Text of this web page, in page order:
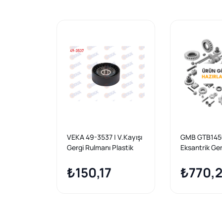
VEKA 49-3537 | V.Kayışı
Gergi Rulmanı Plastik
2,Cb0 / 1 / 2) 1.5 DCI
65X26 1998-2005
₺150,17
GMB
Eksantrik
Sandero II /
Lodgy /